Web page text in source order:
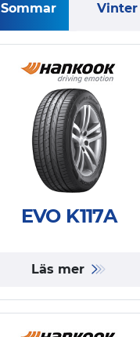
Sommar Vinter
EVO K117A
Läs mer